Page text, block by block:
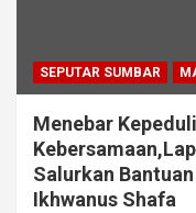
SEPUTAR SUMBAR
Menebar
Salurkan
Ikhwanus Shafa